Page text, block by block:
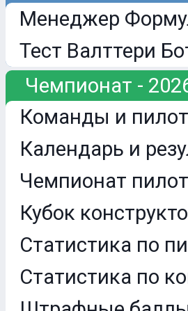
Менеджер
Тест Валттери
Чемпионат -
Команды и
Календарь и
Чемпионат
Кубок
Статистика по
Статистика по